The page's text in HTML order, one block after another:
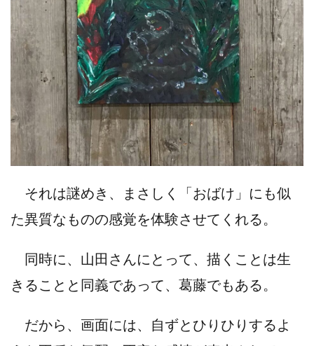
それは謎めき、まさしく「おばけ」にも似
た異質なものの感覚を体験させてくれる。
同時に、山田さんにとって、描くことは生
きることと同義であって、葛藤でもある。
だから、画面には、自ずとひりひりするよ